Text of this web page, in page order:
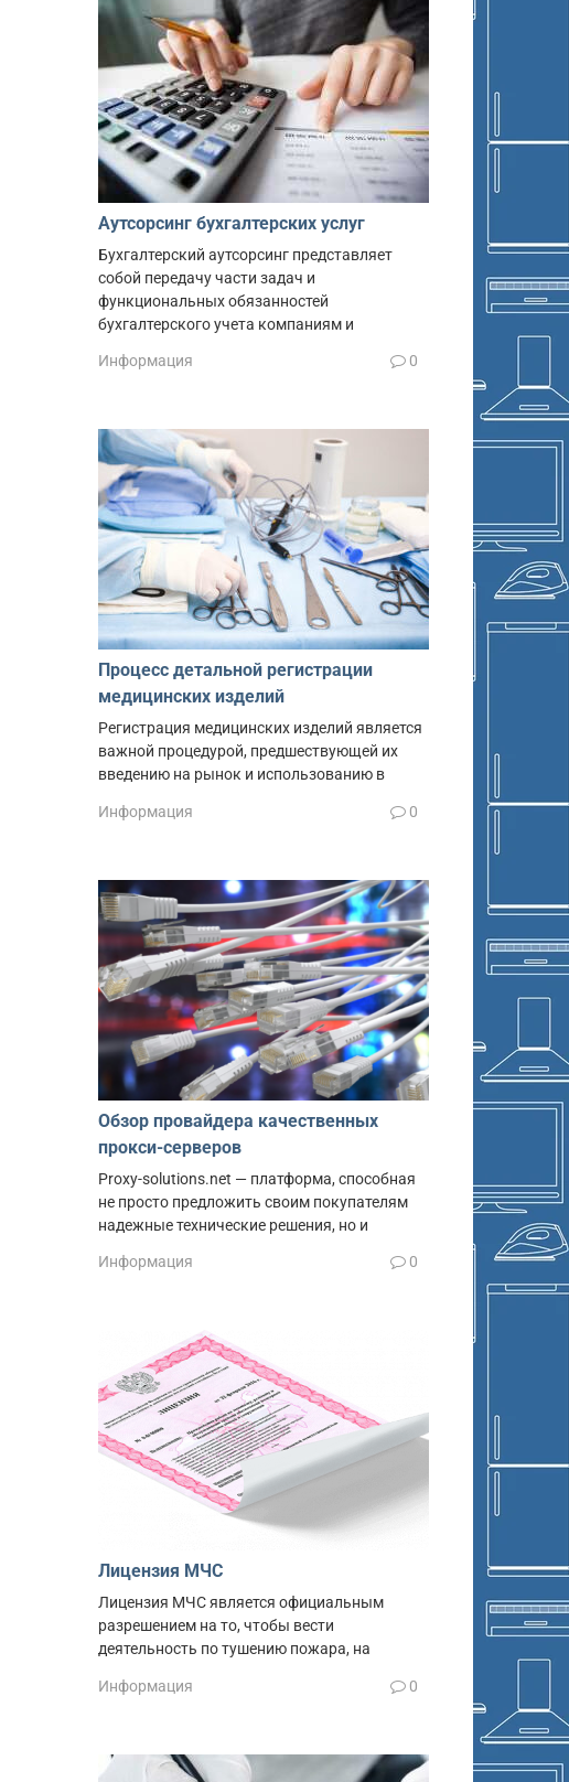
Аутсорсинг бухгалтерских услуг
Бухгалтерский аутсорсинг представляет
собой передачу части задач и
функциональных обязанностей
бухгалтерского учета компаниям и
Информация 0
Процесс детальной регистрации
медицинских изделий
Регистрация медицинских изделий является
важной процедурой, предшествующей их
введению на рынок и использованию в
Информация 0
Обзор провайдера качественных
прокси-серверов
Proxy-solutions.net — платформа, способная
не просто предложить своим покупателям
надежные технические решения, но и
Информация 0
Лицензия МЧС
Лицензия МЧС является официальным
разрешением на то, чтобы вести
деятельность по тушению пожара, на
Информация 0